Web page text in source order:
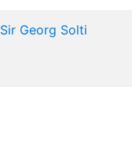
Sir Georg Solti